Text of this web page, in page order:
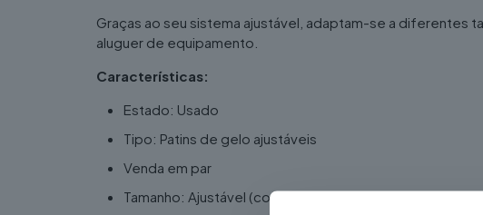
Graças ao seu sistema ajustável, adaptam-se a diferentes
aluguer de equipamento.
Características:
Estado: Usado
Tipo: Patins de gelo ajustáveis
Venda em par
Tamanho: Ajustável (conforme o modelo)